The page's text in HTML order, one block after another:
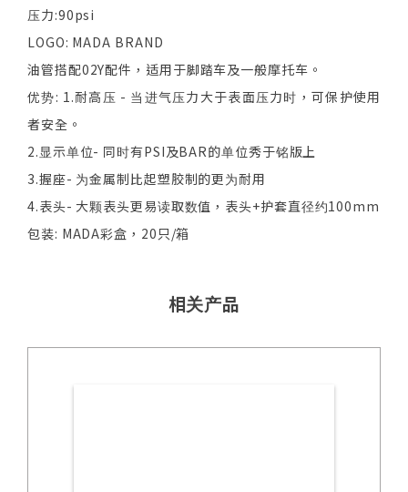
压力:90psi
LOGO: MADA BRAND
油管搭配02Y配件，适用于脚踏车及一般摩托车。
优势: 1.耐高压 - 当进气压力大于表面压力时，可保护使用
者安全。
2.显示单位- 同时有PSI及BAR的单位秀于铭版上
3.握座- 为金属制比起塑胶制的更为耐用
4.表头- 大颗表头更易读取数值，表头+护套直径约100mm
包装: MADA彩盒，20只/箱
相关产品